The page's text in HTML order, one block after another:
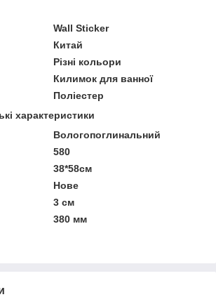
Wall Sticker
Китай
Різні кольори
Килимок для ванної
Поліестер
характеристики
Вологопоглинальний
580
38*58см
Нове
3 см
380 мм